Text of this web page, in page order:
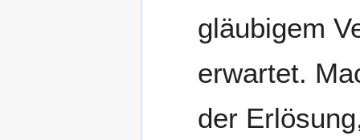
gläubigem
erwartet.
der